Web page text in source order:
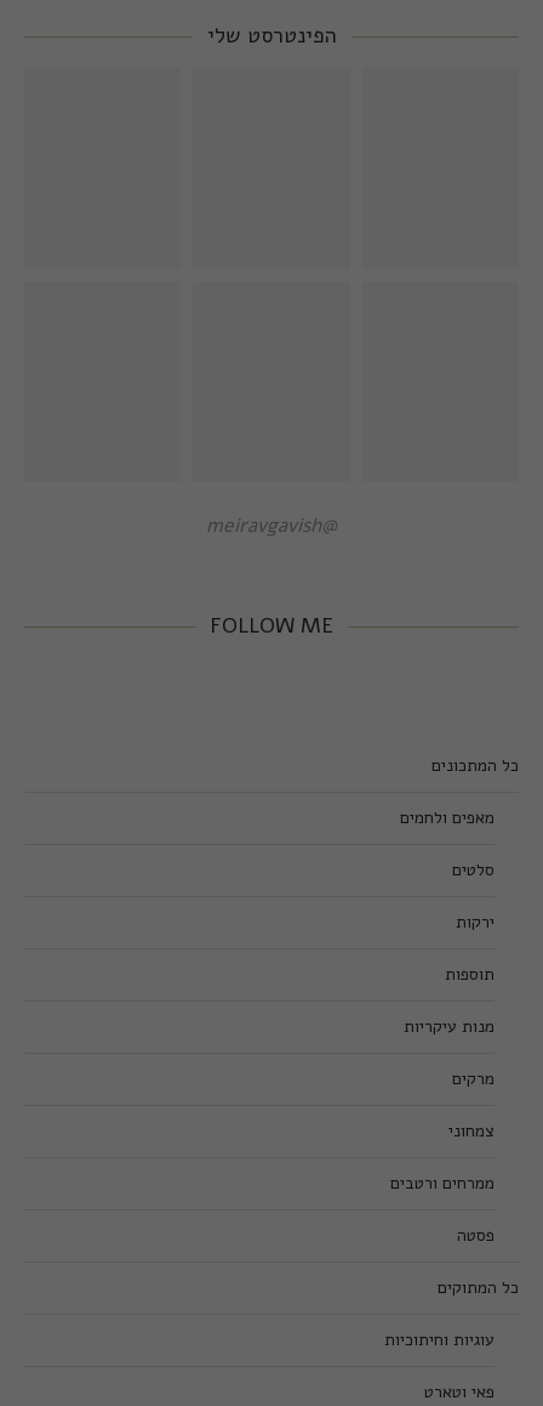
הפינטרסט שלי
@meiravgavish
FOLLOW ME
כל המתכונים
מאפים ולחמים
סלטים
ירקות
תוספות
מנות עיקריות
מרקים
צמחוני
ממרחים ורטבים
פסטה
כל המתוקים
עוגיות וחיתוכיות
פאי וטארט